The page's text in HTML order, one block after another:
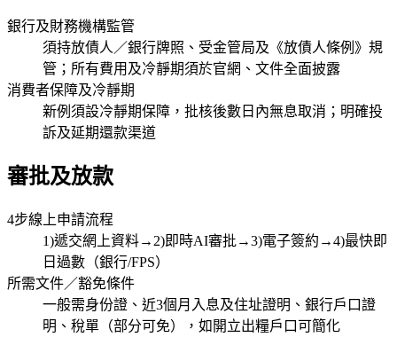
銀行及財務機構監管
須持放債人／銀行牌照、受金管局及《放債人條例》規
管；所有費用及冷靜期須於官網、文件全面披露
消費者保障及冷靜期
新例須設冷靜期保障，批核後數日內無息取消；明確投
訴及延期還款渠道
審批及放款
4步線上申請流程
1)遞交網上資料→2)即時AI審批→3)電子簽約→4)最快即
日過數（銀行/FPS）
所需文件／豁免條件
一般需身份證、近3個月入息及住址證明、銀行戶口證
明、稅單（部分可免），如開立出糧戶口可簡化